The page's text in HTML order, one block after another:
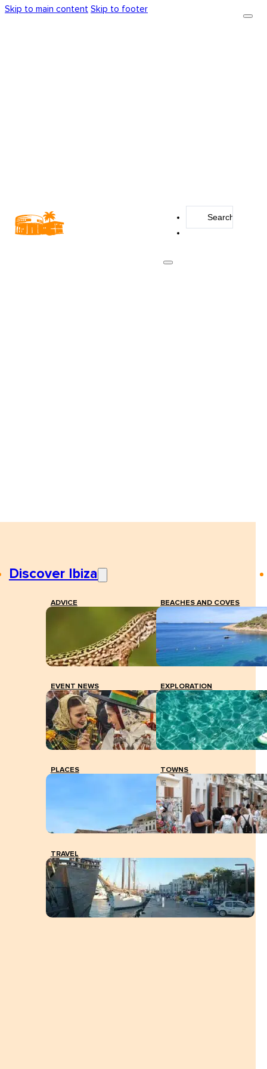
Skip to main content Skip to footer
Discover Ibiza
ADVICE BEACHES AND COVES
EVENT NEWS EXPLORATION
PLACES TOWNS
TRAVEL